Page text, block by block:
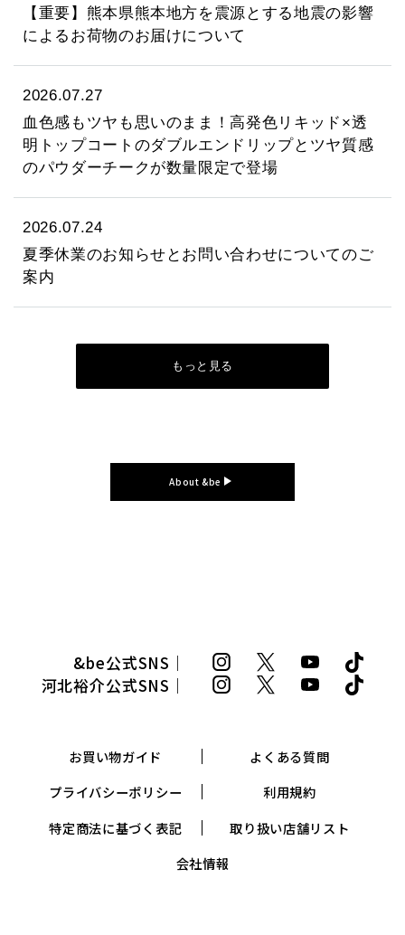
【重要】熊本県熊本地方を震源とする地震の影響
によるお荷物のお届けについて
2026.07.27
⾎⾊感もツヤも思いのまま！⾼発⾊リキッド×透
明トップコートのダブルエンドリップとツヤ質感
のパウダーチークが数量限定で登場
2026.07.24
夏季休業のお知らせとお問い合わせについてのご
案内
もっと見る
About &be
&be公式SNS｜
河北裕介公式SNS｜
お買い物ガイド
よくある質問
プライバシーポリシー
利用規約
特定商法に基づく表記
取り扱い店舗リスト
会社情報